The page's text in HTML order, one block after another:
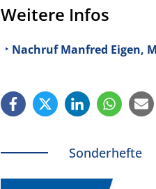
Weitere Infos
Nachruf Manfred Eigen,
Sonderhefte